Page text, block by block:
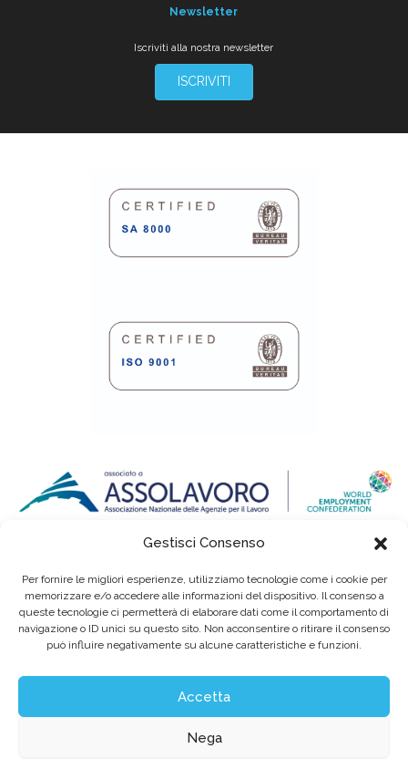
Gestisci Consenso
Per fornire le migliori esperienze, utilizziamo tecnologie come i cookie per
memorizzare e/o accedere alle informazioni del dispositivo. Il consenso a
queste tecnologie ci permetterà di elaborare dati come il comportamento di
navigazione o ID unici su questo sito. Non acconsentire o ritirare il consenso
può influire negativamente su alcune caratteristiche e funzioni.
Accetta
Nega
Newsletter
Iscriviti alla nostra newsletter
ISCRIVITI
Eurointerim S.p.A. Società Benefit / Agenzia per il Lavoro / Cap. Soc. deliberato e
Sede legale: Viale dell'Industria, 60 / 35129 Padova Tel. (+39) 049 89 34 994 / Fax (+39)
049 89 35 068 /
info@eurointerim.it
C.F. - P. IVA - Reg. Imp. di Padova n° 03304720281 REA nº302673 / Aut. Min. Lav. Prot.
n.1208 - SG del 16.12.2004